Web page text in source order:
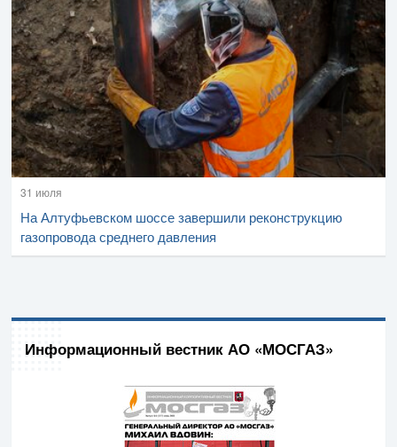
31 июля
На Алтуфьевском шоссе завершили реконструкцию
газопровода среднего давления
Информационный вестник АО «МОСГАЗ»